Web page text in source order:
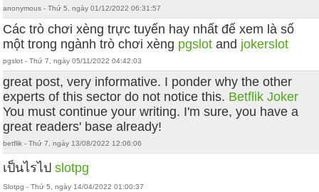
anonymous - Thứ 5, ngày 01/12/2022 06:31:57
Các trò chơi xèng trực tuyến hay nhất để xem là số
một trong ngành trò chơi xèng pgslot and jokerslot
pgslot - Thứ 7, ngày 05/11/2022 04:42:03
great post, very informative. I ponder why the other
experts of this sector do not notice this. Betflik Joker
You must continue your writing. I'm sure, you have a
great readers' base already!
betflik - Thứ 7, ngày 13/08/2022 12:06:06
เป็นไรไปslotpg
Slotpg - Thứ 5, ngày 14/04/2022 01:00:37